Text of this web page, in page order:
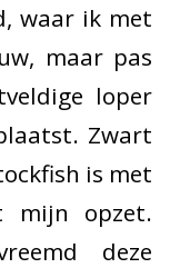
waar ik met
maar pas
loper
Zwart
is met
mijn opzet.
deze